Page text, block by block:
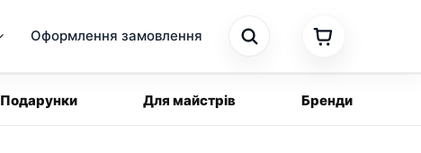
Оформлення замовлення
Подарунки Для майстрів Бренди